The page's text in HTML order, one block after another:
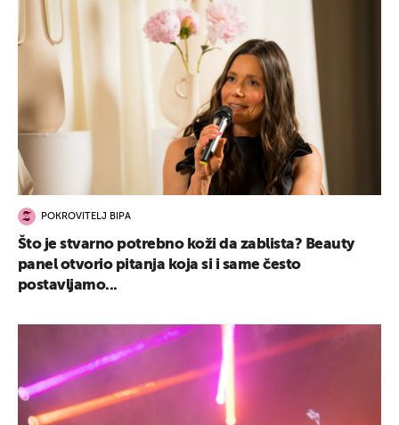
POKROVITELJ BIPA
Što je stvarno potrebno koži da zablista? Beauty
panel otvorio pitanja koja si i same često
postavljamo...